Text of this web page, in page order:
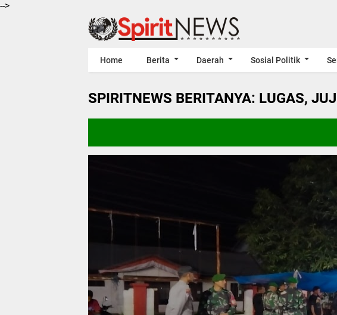
-->
Home Berita Daerah Sosial Politik
SPIRITNEWS BERITANYA: LUGAS,